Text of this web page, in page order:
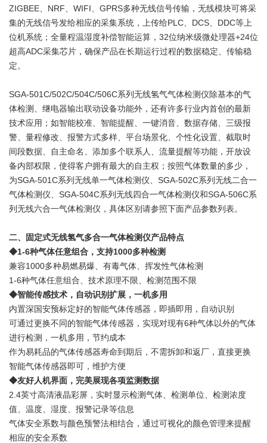
ZIGBEE、NRF、WIFI、GPRS多种无线信号传输，无线模块可将采
集的无线信号发给相应的采集系统，上传给PLC、DCS、DDC等上
位机系统；全量程温湿度补偿智能运算，32位纳米级微处理器+24位
超高ADC采集芯片，确保产品在长期运行过程的数据稳定、传输稳
定。
SGA-501C/502C/504C/506C系列无线氢气气体检测仪除基本的气
体检测、继电器输出联动设备功能外，还有许多行业内首创的最新
技术应用；如智能校准、智能提醒、一键消音、数据存储、三级报
警、量程修改、报警方式多样、平台场景化、个性化设置、截取时
间段数据、自主命名、添加多个联系人、流量提醒等功能，开放设
备内部权限，使得客户拥有最大的自主权；按照气体数量的多少，
为SGA-501C系列无线单一气体检测仪、SGA-502C系列无线二合一
气体检测仪、SGA-504C系列无线四合一气体检测仪和SGA-506C系
列无线六合一气体检测仪，具体区别请参照下面产品参数列表。
二、固定式无线氢气多合一气体检测仪产品特点
◆1-6种气体任意组合，支持1000多种检测
兼容1000多种易燃易爆、有毒气体、挥发性气体检测
1-6种气体任意组合、技术原理不限、检测范围不限
◆智能传感技术，自动识别扩展，一机多用
内置深国安预标定好的智能气体传感器，即插即用，自动识别
可通过更换不同的智能气体传感器，实现对现有6种气体以外的气体
进行检测，一机多用，节约成本
作为易耗品的气体传感器寿命到期后，不需拆卸和返厂，直接更换
智能气体传感器即可，维护方便
◆友好人机界面，完美展现各项监测数据
2.4英寸高清液晶彩屏，实时显示检测气体、检测单位、检测浓度
值、温度、湿度、报警记录等信息
气体安全系数与颜色预警法相结合，通过可视化的颜色管理来提醒
相应的安全系数